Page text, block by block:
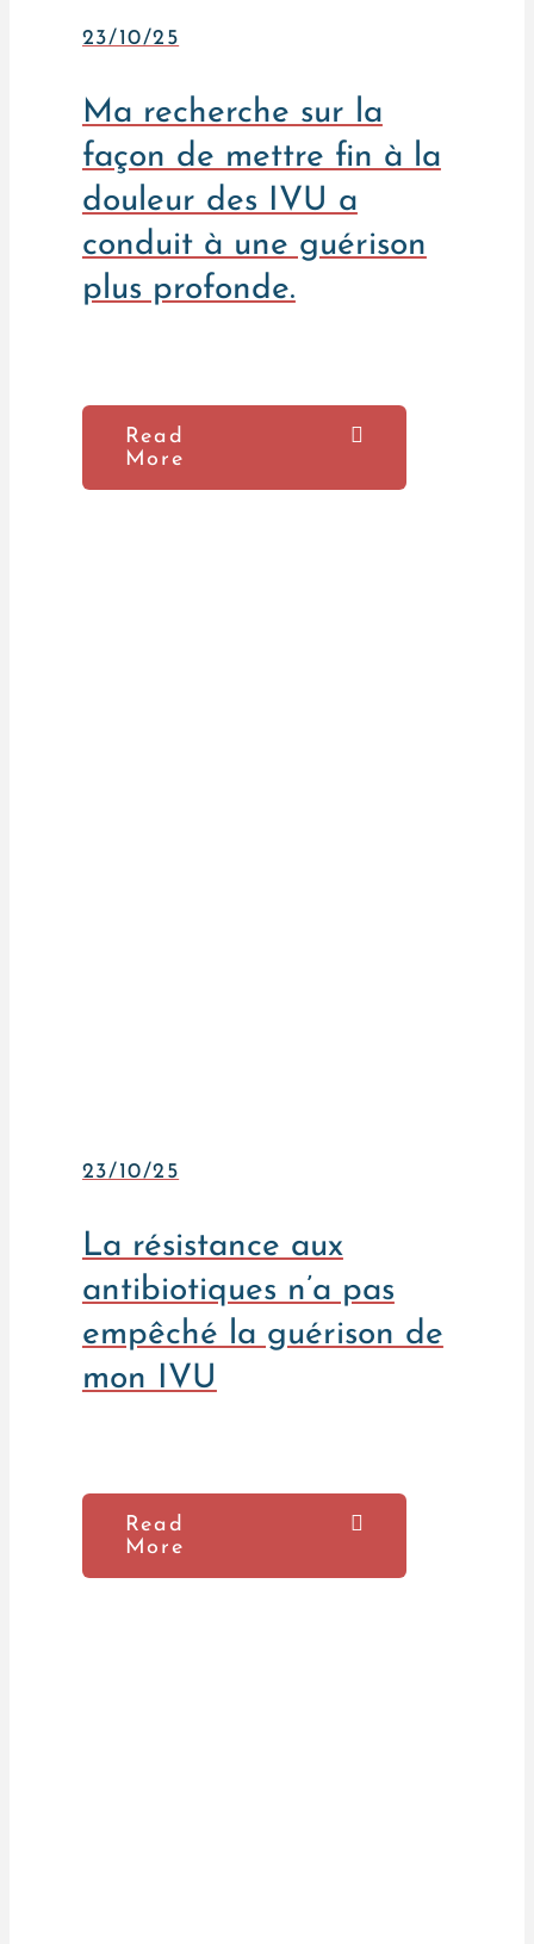
23/10/25
Ma recherche sur la
façon de mettre fin à la
douleur des IVU a
conduit à une guérison
plus profonde.
Read
More
23/10/25
La résistance aux
antibiotiques n’a pas
empêché la guérison de
mon IVU
Read
More